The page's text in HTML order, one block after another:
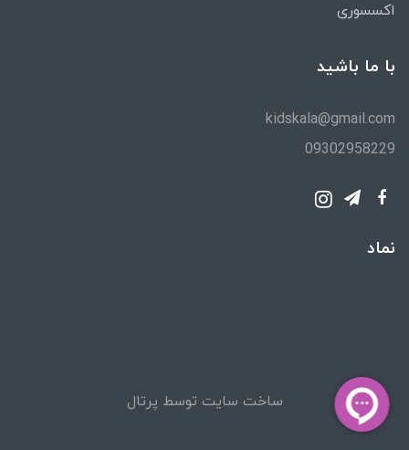
اکسسوری
با ما باشید
kidskala@gmail.com
09302958229
نماد
ساخت سایت توسط پرتال